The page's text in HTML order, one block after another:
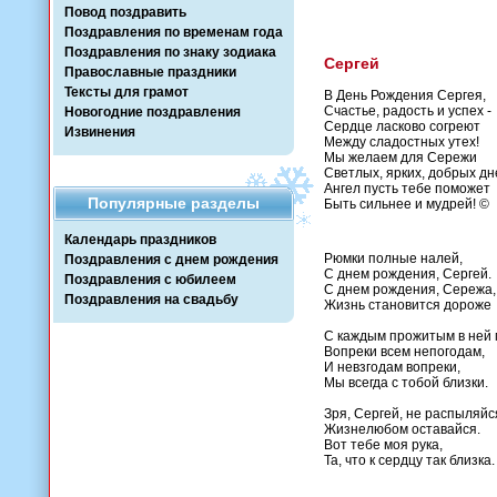
Повод поздравить
Поздравления по временам года
Поздравления по знаку зодиака
Православные праздники
Тексты для грамот
Новогодние поздравления
Извинения
Популярные разделы
Календарь праздников
Поздравления с днем рождения
Поздравления с юбилеем
Поздравления на свадьбу
Сергей
В День Рождения Сергея,
Счастье, радость и успех -
Сердце ласково согреют
Между сладостных утех!
Мы желаем для Сережи
Светлых, ярких, добрых
Ангел пусть тебе поможет
Быть сильнее и мудрей! ©
Рюмки полные налей,
С днем рождения, Сергей.
С днем рождения, Сережа,
Жизнь становится дороже
С каждым прожитым в ней
Вопреки всем непогодам,
И невзгодам вопреки,
Мы всегда с тобой близки.
Зря, Сергей, не
Жизнелюбом оставайся.
Вот тебе моя рука,
Та, что к сердцу так